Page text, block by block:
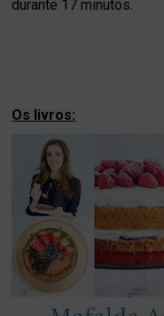
durante 17 minutos.
Os livros: